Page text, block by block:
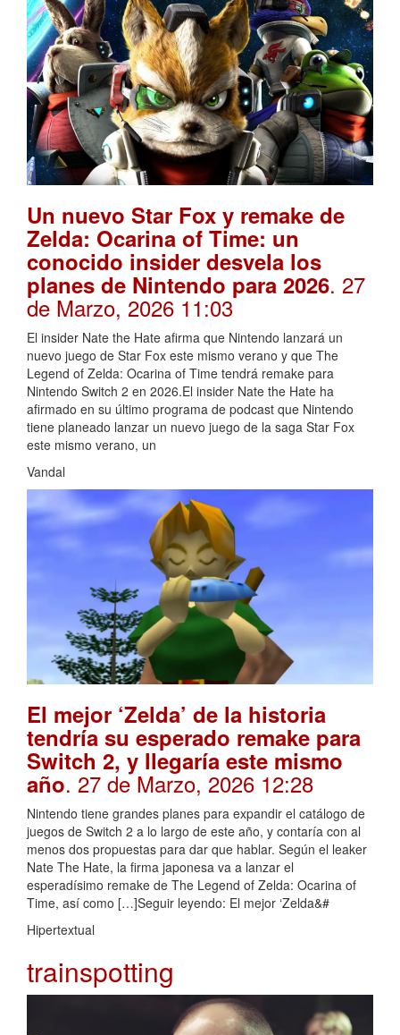
Un nuevo Star Fox y remake de
Zelda: Ocarina of Time: un
conocido insider desvela los
planes de Nintendo para 2026. 27
de Marzo, 2026 11:03
El insider Nate the Hate afirma que Nintendo lanzará un
nuevo juego de Star Fox este mismo verano y que The
Legend of Zelda: Ocarina of Time tendrá remake para
Nintendo Switch 2 en 2026.El insider Nate the Hate ha
afirmado en su último programa de podcast que Nintendo
tiene planeado lanzar un nuevo juego de la saga Star Fox
este mismo verano, un
Vandal
El mejor ‘Zelda’ de la historia
tendría su esperado remake para
Switch 2, y llegaría este mismo
año. 27 de Marzo, 2026 12:28
Nintendo tiene grandes planes para expandir el catálogo de
juegos de Switch 2 a lo largo de este año, y contaría con al
menos dos propuestas para dar que hablar. Según el leaker
Nate The Hate, la firma japonesa va a lanzar el
esperadísimo remake de The Legend of Zelda: Ocarina of
Time, así como […]Seguir leyendo: El mejor ‘Zelda&#
Hipertextual
trainspotting